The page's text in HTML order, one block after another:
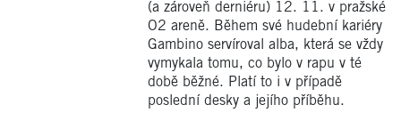
(a zároveň derniéru) 12. 11. v pražské
O2 areně. Během své hudební kariéry
Gambino servíroval alba, která se vždy
vymykala tomu, co bylo v rapu v té
době běžné. Platí to i v případě
poslední desky a jejího příběhu.